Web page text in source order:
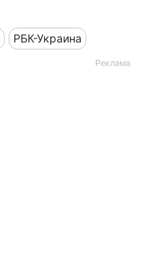
РБК-Украина